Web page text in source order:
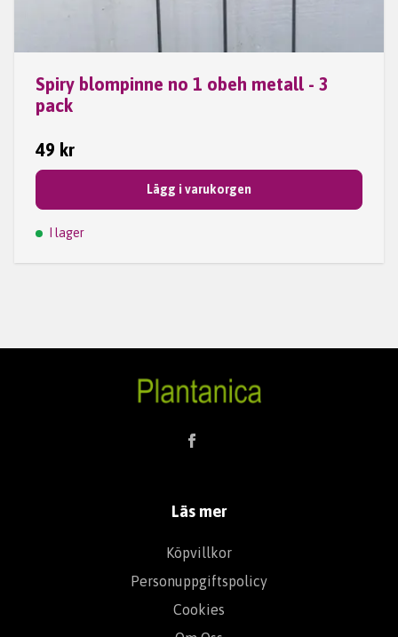
Spiry blompinne no 1 obeh metall - 3
pack
49 kr
Lägg i varukorgen
I lager
Läs mer
Köpvillkor
Personuppgiftspolicy
Cookies